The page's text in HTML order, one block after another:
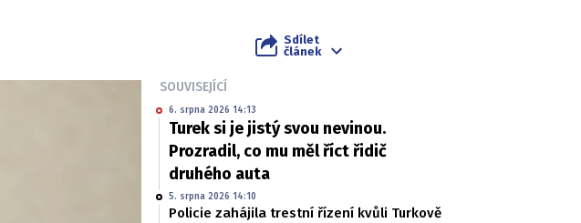
Sdílet
článek
SOUVISEJÍCÍ
6. srpna 2026 14:13
Turek si je jistý svou nevinou.
Prozradil, co mu měl říct řidič
druhého auta
5. srpna 2026 14:10
Policie zahájila trestní řízení kvůli Turkově